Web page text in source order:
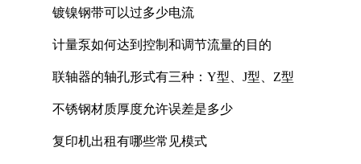
镀镍钢带可以过多少电流
计量泵如何达到控制和调节流量的目的
联轴器的轴孔形式有三种：Y型、J型、Z型
不锈钢材质厚度允许误差是多少
复印机出租有哪些常见模式